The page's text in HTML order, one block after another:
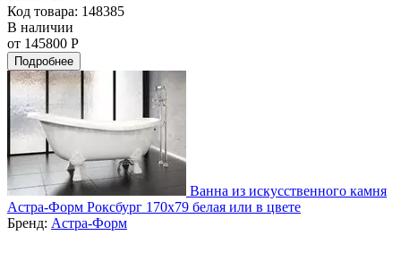
Код товара: 148385
В наличии
от 145800 Р
Подробнее
Ванна из искусственного камня
Астра-Форм Роксбург 170х79 белая или в цвете
Бренд: Астра-Форм